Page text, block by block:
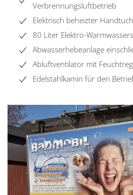
Verbrennungsluftbetrieb
Elektrisch beheizter
80 Liter Elektro-
Abwasserhebeanlage
Abluftventilator mit
Edelstahlkamin für den